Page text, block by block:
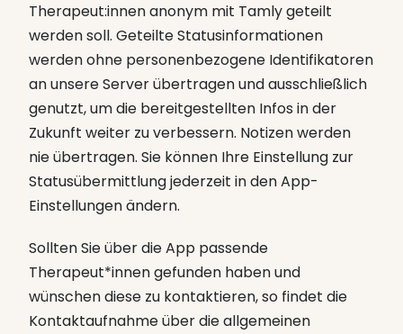
Therapeut:innen anonym mit Tamly geteilt
werden soll. Geteilte Statusinformationen
werden ohne personenbezogene Identifikatoren
an unsere Server übertragen und ausschließlich
genutzt, um die bereitgestellten Infos in der
Zukunft weiter zu verbessern. Notizen werden
nie übertragen. Sie können Ihre Einstellung zur
Statusübermittlung jederzeit in den App-
Einstellungen ändern.
Sollten Sie über die App passende
Therapeut*innen gefunden haben und
wünschen diese zu kontaktieren, so findet die
Kontaktaufnahme über die allgemeinen